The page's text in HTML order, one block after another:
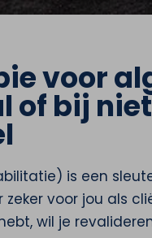
voor
of bij
is een
voor jou als
wil je